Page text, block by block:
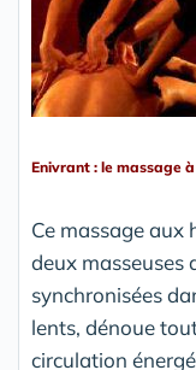
Enivrant : le massage
Ce massage aux
deux
synchronisées
lents, dénoue
circulation